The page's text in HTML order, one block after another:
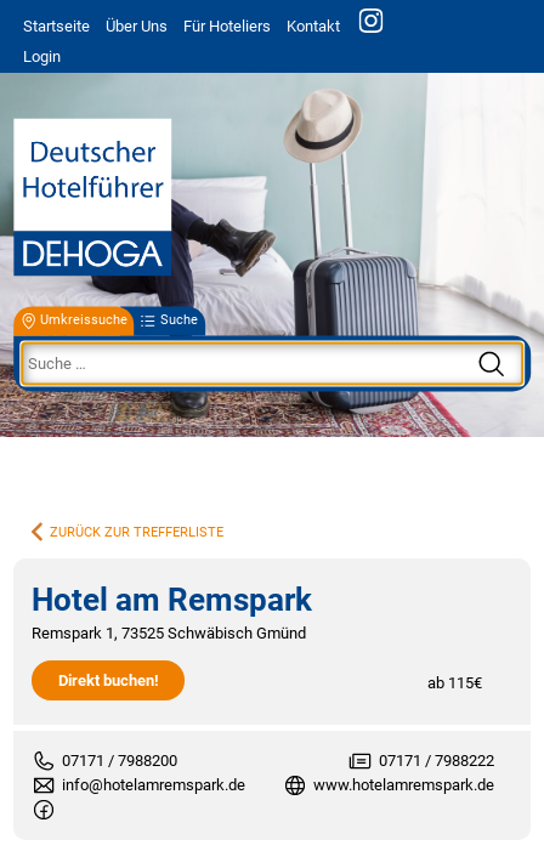
Startseite Über Uns Für Hoteliers
Kontakt
Login
Umkreissuche Suche
ZURÜCK ZUR TREFFERLISTE
Hotel am Remspark
Remspark 1, 73525 Schwäbisch Gmünd
Direkt buchen! ab 115€
07171 / 7988200
07171 / 7988222
info@hotelamremspark.de
www.hotelamremspark.de